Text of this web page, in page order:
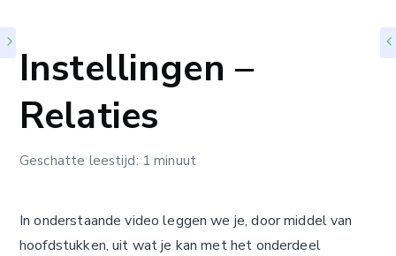
Instellingen –
Relaties
Geschatte leestijd: 1 minuut
In onderstaande video leggen we je, door middel van
hoofdstukken, uit wat je kan met het onderdeel